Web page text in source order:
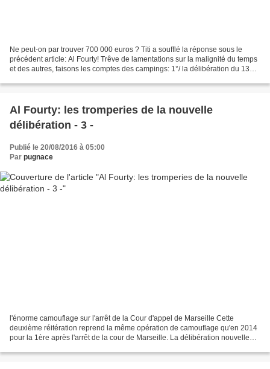
Ne peut-on par trouver 700 000 euros ? Titi a soufflé la réponse sous le
précédent article: Al Fourty! Trêve de lamentations sur la malignité du temps
et des autres, faisons les comptes des campings: 1°/ la délibération du 13
Al Fourty: les tromperies de la nouvelle
délibération - 3 -
Publié le 20/08/2016 à 05:00
Par pugnace
l'énorme camouflage sur l'arrêt de la Cour d'appel de Marseille Cette
deuxième réitération reprend la même opération de camouflage qu'en 2014
pour la 1ère après l'arrêt de la cour de Marseille. La délibération nouvelle